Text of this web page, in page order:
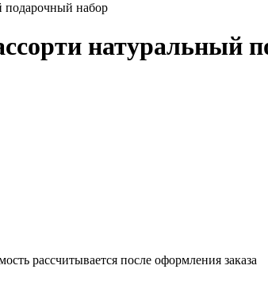
подарочный набор
натуральный
рассчитывается после оформления заказа